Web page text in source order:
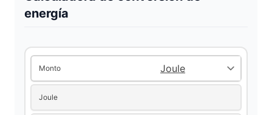
i
d
energía
Monto
Joule